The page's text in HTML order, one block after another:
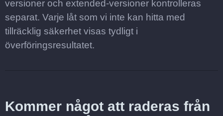
versioner och extended-versioner kontrolleras
separat. Varje låt som vi inte kan hitta med
tillräcklig säkerhet visas tydligt i
överföringsresultatet.
Kommer något att raderas från